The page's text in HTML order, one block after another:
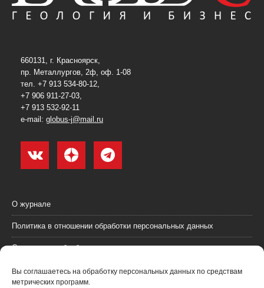
Вы соглашаетесь на обработку персональных данных по средствам
метрических программ.
660131, г. Красноярск,
пр. Металлургов, 2ф, оф. 1-08
тел. +7 913 534-80-12,
+7 906 911-27-03,
+7 913 532-92-11
e-mail: globus-j@mail.ru
О журнале
Политика в отношении обработки персональных данных
Согласие на обработку персональных данных
Пользовательское соглашение (оферта)